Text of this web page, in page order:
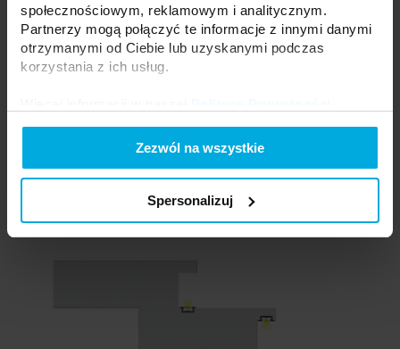
społecznościowym, reklamowym i analitycznym.
Partnerzy mogą połączyć te informacje z innymi danymi
otrzymanymi od Ciebie lub uzyskanymi podczas
korzystania z ich usług.
Zezwól na wszystkie
Spersonalizuj
Montaż profilu Z wewnątrz wyfrezowanego otworu nad blatem
kuchennym